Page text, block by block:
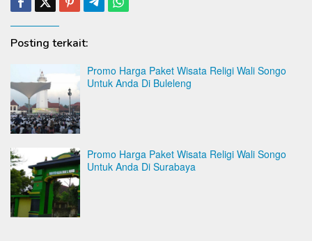
Posting terkait:
Promo Harga Paket Wisata Religi Wali Songo
Untuk Anda Di Buleleng
Promo Harga Paket Wisata Religi Wali Songo
Untuk Anda Di Surabaya